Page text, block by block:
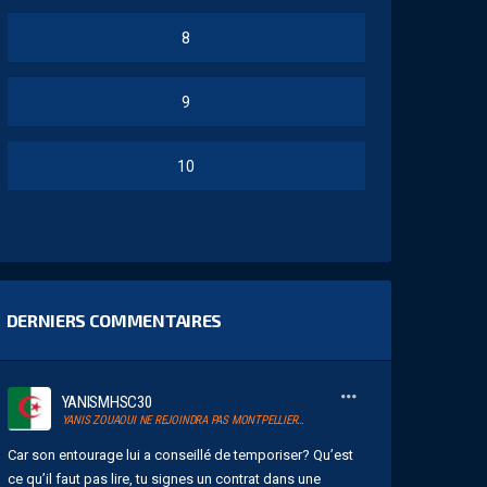
8
9
10
DERNIERS COMMENTAIRES
YANISMHSC30
YANIS ZOUAOUI NE REJOINDRA PAS MONTPELLIER…
Car son entourage lui a conseillé de temporiser? Qu’est
ce qu’il faut pas lire, tu signes un contrat dans une